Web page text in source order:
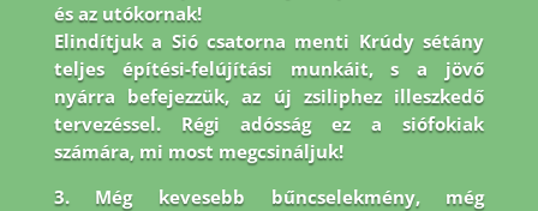
és az utókornak!
Elindítjuk a Sió csatorna menti Krúdy sétány
teljes építési-felújítási munkáit, s a jövő
nyárra befejezzük, az új zsiliphez illeszkedő
tervezéssel. Régi adósság ez a siófokiak
számára, mi most megcsináljuk!
3. Még kevesebb bűncselekmény, még